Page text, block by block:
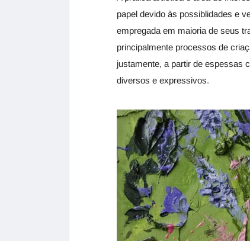
papel devido às possiblidades e
empregada em maioria de seus
principalmente processos de
justamente, a partir de espessas
diversos e expressivos.